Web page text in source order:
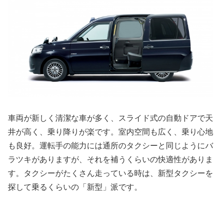
車両が新しく清潔な車が多く、スライド式の自動ドアで天
井が高く、乗り降りが楽です。室内空間も広く、乗り心地
も良好。運転手の能力には通所のタクシーと同じようにバ
ラツキがありますが、それを補うくらいの快適性がありま
す。タクシーがたくさん走っている時は、新型タクシーを
探して乗るくらいの「新型」派です。